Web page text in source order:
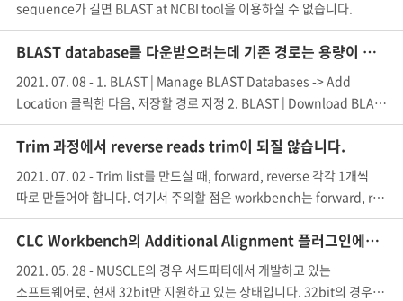
sequence가 길면 BLAST at NCBI tool을 이용하실 수 없습니다.
BLAST database를 다운받으려는데 기존 경로는 용량이 작아서 경로를 바꾸고 싶은데, 어떻게 바꾸나요?
2021. 07. 08 - 1. BLAST | Manage BLAST Databases -> Add
Location 클릭한 다음, 저장할 경로 지정 2. BLAST | Download BLAST
Trim 과정에서 reverse reads trim이 되질 않습니다.
2021. 07. 02 - Trim list를 만드실 때, forward, reverse 각각 1개씩
따로 만들어야 합니다. 여기서 주의할 점은 workbench는 forward,
CLC Workbench의 Additional Alignment 플러그인에서 MUSCLE을 사용할 때, error code 2가 뜨며 진행되지 않습니다.
2021. 05. 28 - MUSCLE의 경우 서드파티에서 개발하고 있는
소프트웨어로, 현재 32bit만 지원하고 있는 상태입니다. 32bit의 경우